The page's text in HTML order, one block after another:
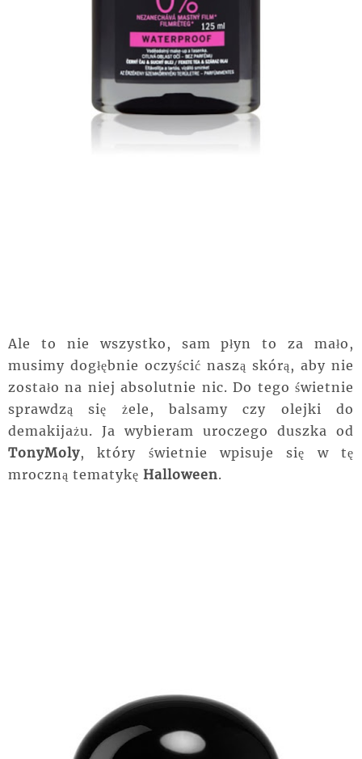
Ale to nie wszystko, sam płyn to za mało,
musimy dogłębnie oczyścić naszą skórą, aby nie
zostało na niej absolutnie nic. Do tego świetnie
sprawdzą się żele, balsamy czy olejki do
demakijażu. Ja wybieram uroczego duszka od
TonyMoly, który świetnie wpisuje się w tę
mroczną tematykę Halloween.